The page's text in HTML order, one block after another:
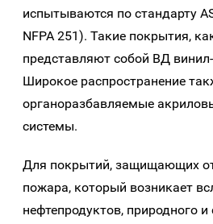
испытываются по стандарту
NFPA 251). Такие покрытия,
представляют собой ВД
Широкое распространение
органоразбавляемые
системы.
Для покрытий, защищающих
пожара, который возникает
нефтепродуктов, природного